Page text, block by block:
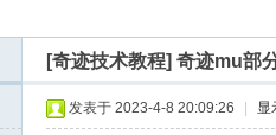
[奇迹技术教程] 奇迹mu部
发表于 2023-4-8 20:09:26 显